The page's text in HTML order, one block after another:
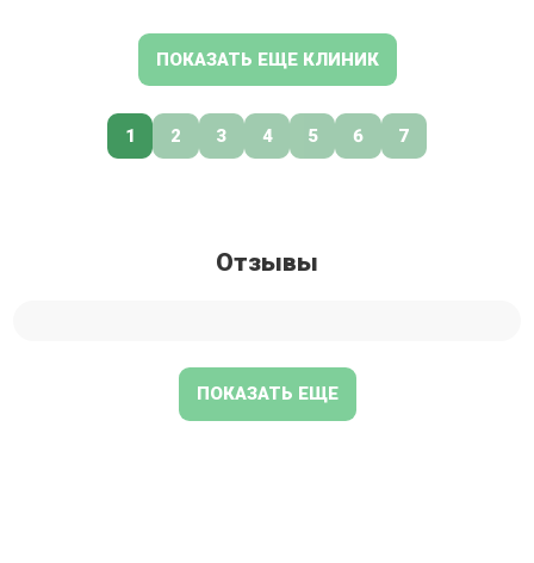
ПОКАЗАТЬ ЕЩЕ КЛИНИК
1 2 3 4 5 6 7
Отзывы
ПОКАЗАТЬ ЕЩЕ